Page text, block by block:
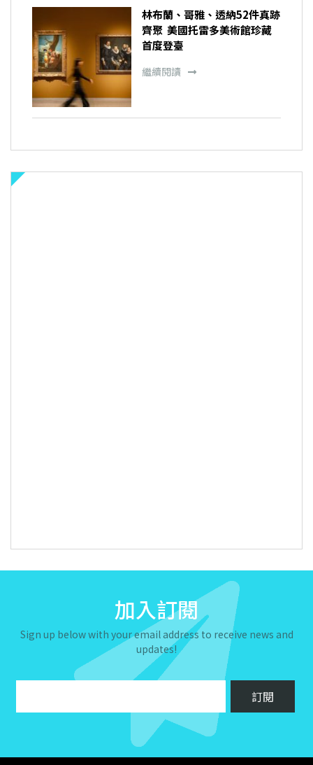
林布蘭、哥雅、透納52件真跡
齊聚 美國托雷多美術館珍藏
首度登臺
繼續閱讀
加入訂閱
Sign up below with your email address to receive news and
updates!